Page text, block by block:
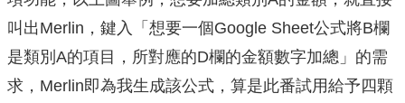
叫出Merlin，鍵入「想要一個Google Sheet公式將B欄
是類別A的項目，所對應的D欄的金額數字加總」的需
求，Merlin即為我生成該公式，算是此番試用給予四顆